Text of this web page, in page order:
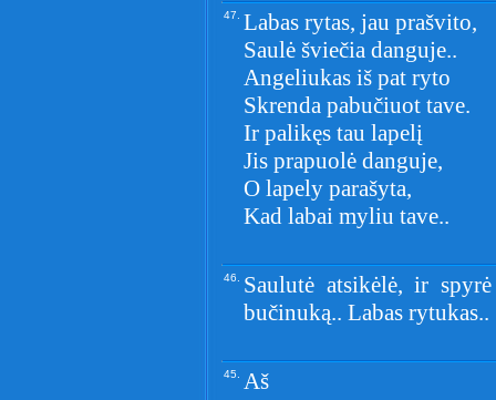
47. Labas rytas, jau prašvito,
Saulė šviečia danguje..
Angeliukas iš pat ryto
Skrenda pabučiuot tave.
Ir palikęs tau lapelį
Jis prapuolė danguje,
O lapely parašyta,
Kad labai myliu tave..
46. Saulutė atsikėlė, ir
bučinuką.. Labas rytukas..
45. Aš